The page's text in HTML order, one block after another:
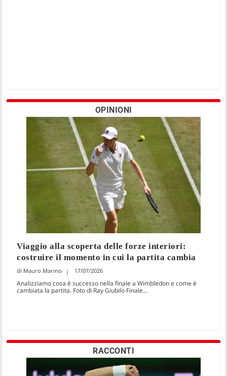
OPINIONI
Viaggio alla scoperta delle forze interiori:
costruire il momento in cui la partita cambia
Mauro Marino 17/07/2026
Analizziamo cosa è successo nella finale a Wimbledon e come è
cambiata la partita. Foto di Ray Giubilo Finale...
RACCONTI